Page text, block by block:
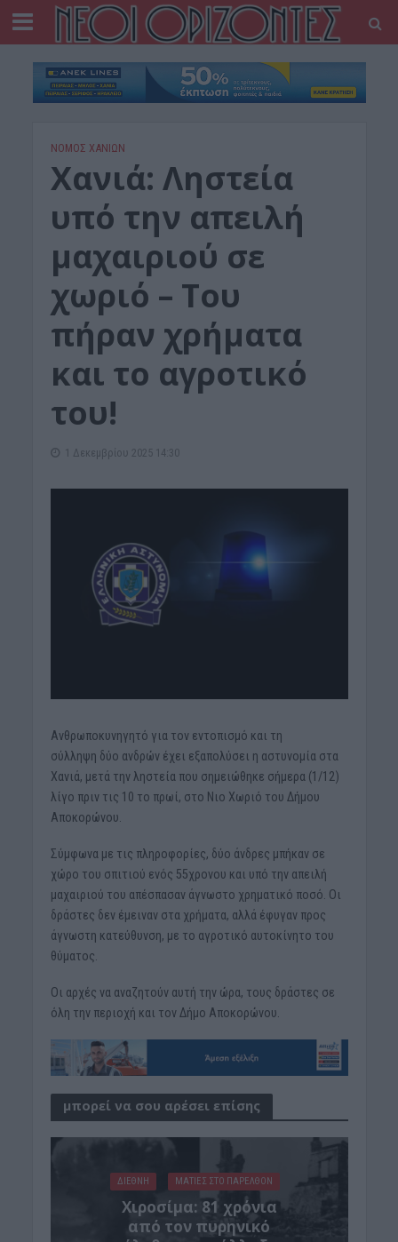
ΝΟΜΌΣ ΧΑΝΊΩΝ
Χανιά: Ληστεία
υπό την απειλή
μαχαιριού σε
χωριό – Του
πήραν χρήματα
και το αγροτικό
του!
1 Δεκεμβρίου 2025 14:30
Ανθρωποκυνηγητό για τον εντοπισμό και τη
σύλληψη δύο ανδρών έχει εξαπολύσει η αστυνομία στα
Χανιά, μετά την ληστεία που σημειώθηκε σήμερα (1/12)
λίγο πριν τις 10 το πρωί, στο Νιο Χωριό του Δήμου
Αποκορώνου.
Σύμφωνα με τις πληροφορίες, δύο άνδρες μπήκαν σε
χώρο του σπιτιού ενός 55χρονου και υπό την απειλή
μαχαιριού του απέσπασαν άγνωστο χρηματικό ποσό. Οι
δράστες δεν έμειναν στα χρήματα, αλλά έφυγαν προς
άγνωστη κατεύθυνση, με το αγροτικό αυτοκίνητο του
θύματος.
Οι αρχές να αναζητούν αυτή την ώρα, τους δράστες σε
όλη την περιοχή και τον Δήμο Αποκορώνου.
μπορεί να σου αρέσει επίσης
ΔΙΕΘΝΗ ΜΑΤΙΕΣ ΣΤΟ ΠΑΡΕΛΘΟΝ
Χιροσίμα: 81 χρόνια
από τον πυρηνικό